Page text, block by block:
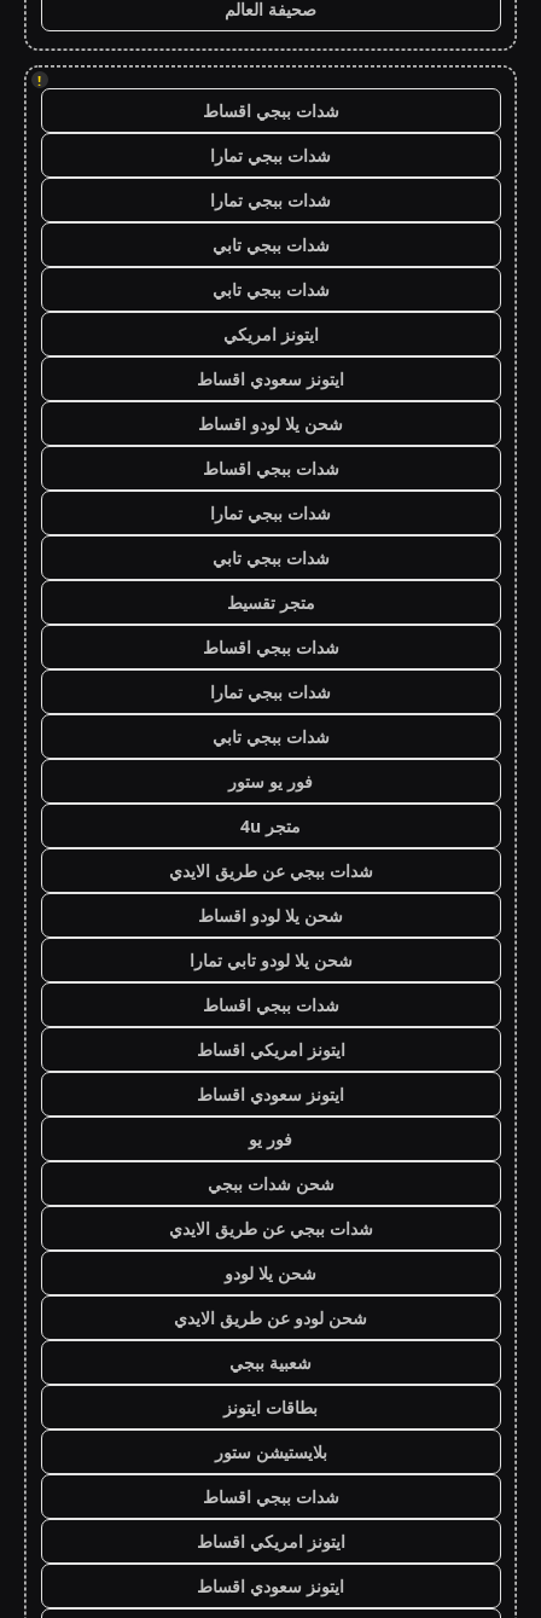
صحيفة العالم
!
شدات ببجي اقساط
شدات ببجي تمارا
شدات ببجي تمارا
شدات ببجي تابي
شدات ببجي تابي
ايتونز امريكي
ايتونز سعودي اقساط
شحن يلا لودو اقساط
شدات ببجي اقساط
شدات ببجي تمارا
شدات ببجي تابي
متجر تقسيط
شدات ببجي اقساط
شدات ببجي تمارا
شدات ببجي تابي
فور يو ستور
متجر 4u
شدات ببجي عن طريق الايدي
شحن يلا لودو اقساط
شحن يلا لودو تابي تمارا
شدات ببجي اقساط
ايتونز امريكي اقساط
ايتونز سعودي اقساط
فور يو
شحن شدات ببجي
شدات ببجي عن طريق الايدي
شحن يلا لودو
شحن لودو عن طريق الايدي
شعبية ببجي
بطاقات ايتونز
بلايستيشن ستور
شدات ببجي اقساط
ايتونز امريكي اقساط
ايتونز سعودي اقساط